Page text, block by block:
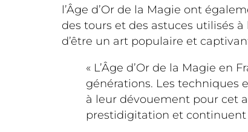
l’Âge d’Or de la Magie ont
des tours et des astuces utilisés à
d’être un art populaire et
« L’Âge d’Or de la Magie en
générations. Les techniques
à leur dévouement pour cet
prestidigitation et continuent